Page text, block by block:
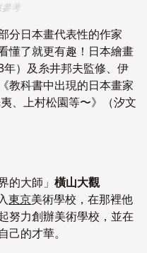
考
分日本畫代表性的作家
懂了就更有趣！日本繪畫
）及糸井邦夫監修、伊
教科書中出現的日本畫家
、上村松園等〜》（汐文
的大師」橫山大觀
東京美術學校，在那裡他
努力創辦美術學校，並在
的才華。